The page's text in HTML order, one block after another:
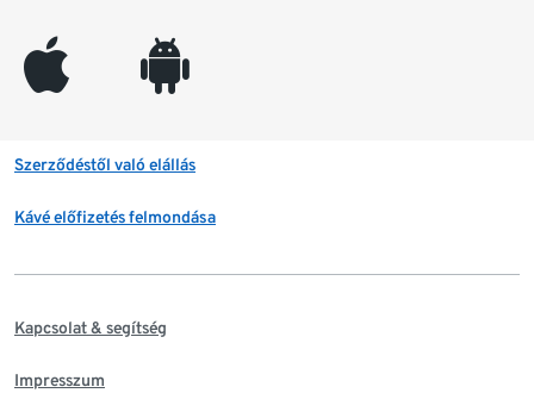
appleinc android
Szerződéstől való elállás
Kávé előfizetés felmondása
Kapcsolat & segítség
Impresszum